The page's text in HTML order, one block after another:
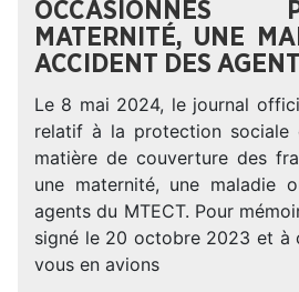
MATERNITÉ, UNE
ACCIDENT DES
Le 8 mai 2024, le journal
relatif à la protection sociale
matière de couverture des
une maternité, une maladie
agents du MTECT. Pour
signé le 20 octobre 2023 et à
vous en avions